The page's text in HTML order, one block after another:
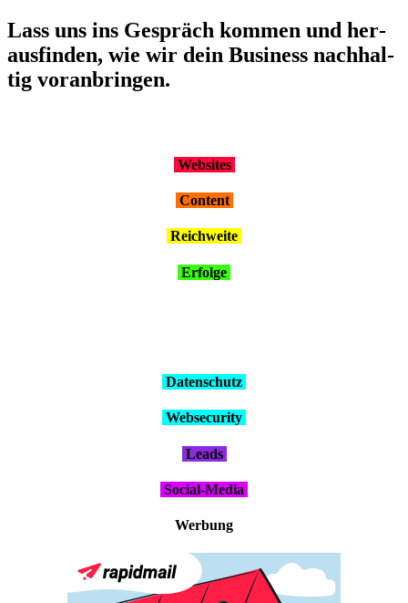
Lass uns ins Gespräch kom­men und her­
aus­fin­den, wie wir dein Busi­ness nach­hal­
tig vor­an­brin­gen.
Web­sites
Con­tent
Reich­wei­te
Erfol­ge
Daten­schutz
Web­se­cu­ri­ty
Leads
Social-Media
Wer­bung